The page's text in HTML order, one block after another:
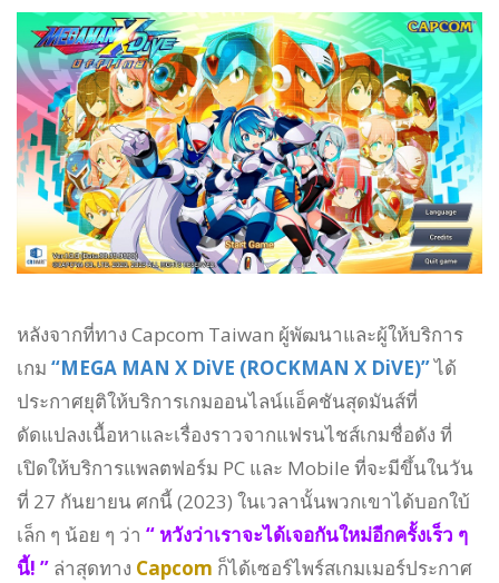
หลังจากที่ทาง Capcom Taiwan ผู้พัฒนาและผู้ให้บริการ
เกม “MEGA MAN X DiVE (ROCKMAN X DiVE)”ได้
ประกาศยุติให้บริการเกมออนไลน์แอ็คชันสุดมันส์ที่
ดัดแปลงเนื้อหาและเรื่องราวจากแฟรนไชส์เกมชื่อดัง ที่
เปิดให้บริการแพลตฟอร์ม PC และ Mobile ที่จะมีขึ้นในวัน
ที่ 27 กันยายน ศกนี้ (2023) ในเวลานั้นพวกเขาได้บอกใบ้
เล็ก ๆ น้อย ๆ ว่า “ หวังว่าเราจะได้เจอกันใหม่อีกครั้งเร็ว ๆ
นี้! ” ล่าสุดทาง Capcom ก็ได้เซอร์ไพร์สเกมเมอร์ประกาศ